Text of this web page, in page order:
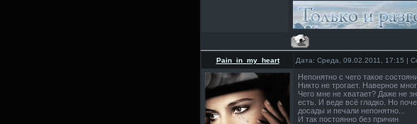
Pain_in_my_heart Дата: Среда, 09.02.2011, 17:15 |
Непонятно с чего такое
Никто не трогает. Наверное
Чего мне не хватает? Даже не
есть. И веде всё гладко. Но
досады и печали непонятно...
И так постоянно без причин